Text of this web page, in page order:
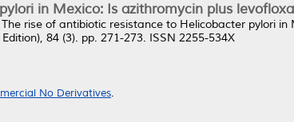
in Mexico: Is azithromycin plus
The rise of antibiotic resistance to Helicobacter pylori in
84 (3). pp. 271-273. ISSN 2255-534X
No Derivatives.